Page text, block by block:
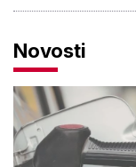
Novosti